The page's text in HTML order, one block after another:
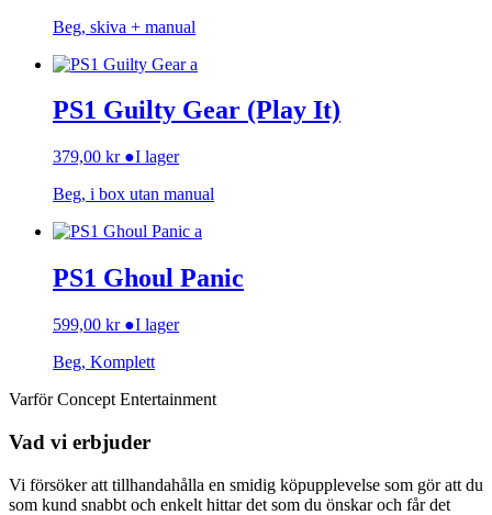
Beg, skiva + manual
PS1 Guilty Gear (Play It)
379,00 kr ●I lager
Beg, i box utan manual
PS1 Ghoul Panic
599,00 kr ●I lager
Beg, Komplett
Varför Concept Entertainment
Vad vi erbjuder
Vi försöker att tillhandahålla en smidig köpupplevelse som gör att du
som kund snabbt och enkelt hittar det som du önskar och får det